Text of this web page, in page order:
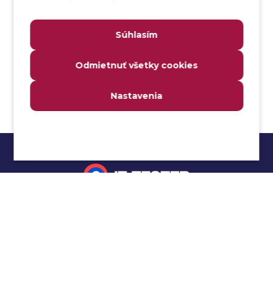
Analýza webových stránok a inventár meraní
Analyzovateľnosť
Anti-malvér
Súhlasím
Odmietnuť všetky cookies
Nastavenia